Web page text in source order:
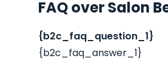
FAQ over Salon
{b2c_faq_question_1}
{b2c_faq_answer_1}